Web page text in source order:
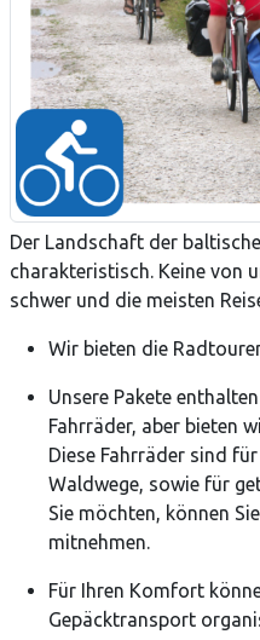
Der Landschaft der
charakteristisch. Keine von
schwer und die meisten
Wir bieten die
Unsere Pakete
Fahrräder, aber bieten
Diese Fahrräder sind
Waldwege, sowie für
Sie möchten, können
mitnehmen.
Für Ihren Komfort
Gepäcktransport